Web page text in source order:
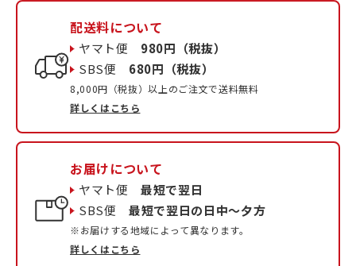
配送料について
ヤマト便 980円（税抜）
SBS便 680円（税抜）
8,000円（税抜）以上のご注文で送料無料
詳しくはこちら
お届けについて
ヤマト便最短で翌日
SBS便最短で翌日の日中〜夕方
※お届けする地域によって異なります。
詳しくはこちら